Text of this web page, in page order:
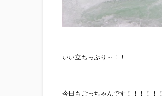
いい立ちっぷり～！！
今日もごっちゃんです！！！！！！